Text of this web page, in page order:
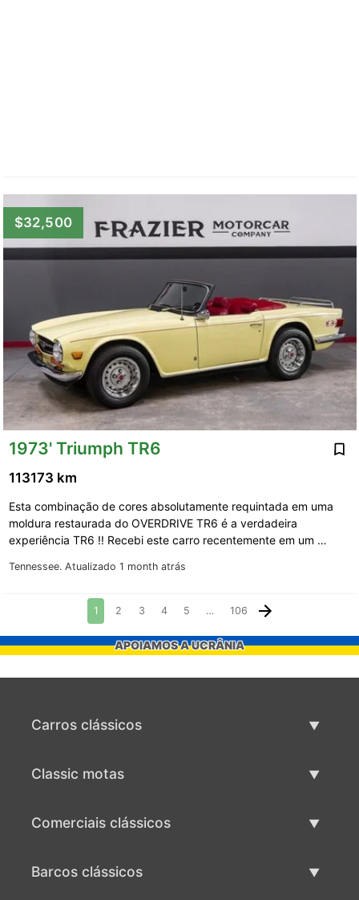
$32,500
1973' Triumph TR6
Tennessee. Atualizado 1 month atrás
113173 km
Esta combinação de cores absolutamente requintada em uma
moldura restaurada do OVERDRIVE TR6 é a verdadeira
experiência TR6 !! Recebi este carro recentemente em um …
1 2 3 4 5 … 106
APOIAMOS A UCRÂNIA
Carros clássicos
Classic motas
Comerciais clássicos
Barcos clássicos